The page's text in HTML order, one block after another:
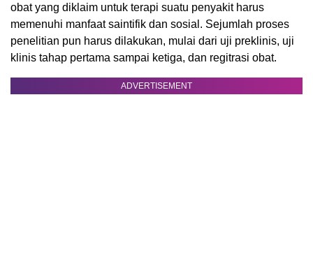
obat yang diklaim untuk terapi suatu penyakit harus
memenuhi manfaat saintifik dan sosial. Sejumlah proses
penelitian pun harus dilakukan, mulai dari uji preklinis, uji
klinis tahap pertama sampai ketiga, dan regitrasi obat.
ADVERTISEMENT